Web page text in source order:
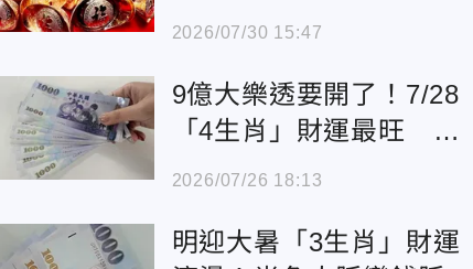
數錢
2026/07/30 15:47
9億大樂透要開了！7/28
「4生肖」財運最旺 招
財4法一次看
2026/07/26 18:13
明迎大暑「3生肖」財運